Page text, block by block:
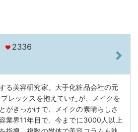
2336
る美容研究家。大手化粧品会社の元
レックスを抱えていたが、メイクを
がきっかけで、メイクの素晴らしさ
業界11年目で、今までに3000人以上